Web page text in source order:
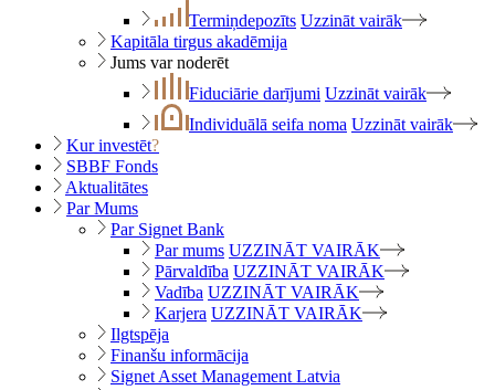
Termiņdepozīts Uzzināt vairāk
Kapitāla tirgus akadēmija
Jums var noderēt
Fiduciārie darījumi Uzzināt vairāk
Individuālā seifa noma Uzzināt vairāk
Kur investēt?
SBBF Fonds
Aktualitātes
Par Mums
Par Signet Bank
Par mums UZZINĀT VAIRĀK
Pārvaldība UZZINĀT VAIRĀK
Vadība UZZINĀT VAIRĀK
Karjera UZZINĀT VAIRĀK
Ilgtspēja
Finanšu informācija
Signet Asset Management Latvia